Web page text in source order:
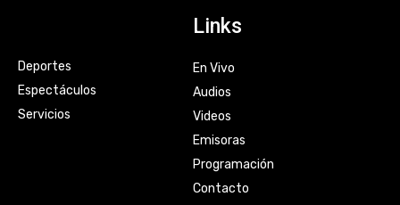
Deportes
Espectáculos
Servicios
Links
En Vivo
Audios
Videos
Emisoras
Programación
Contacto